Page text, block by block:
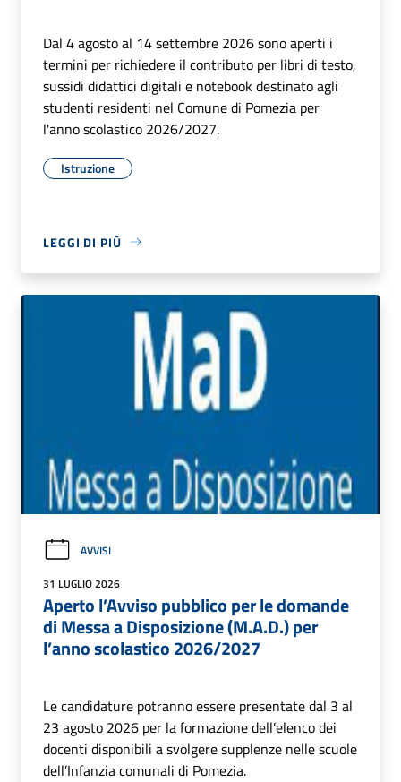
Dal 4 agosto al 14 settembre 2026 sono aperti i
termini per richiedere il contributo per libri di testo,
sussidi didattici digitali e notebook destinato agli
studenti residenti nel Comune di Pomezia per
l'anno scolastico 2026/2027.
Istruzione
LEGGI DI PIÙ
AVVISI
31 LUGLIO 2026
Aperto l’Avviso pubblico per le domande
di Messa a Disposizione (M.A.D.) per
l’anno scolastico 2026/2027
Le candidature potranno essere presentate dal 3 al
23 agosto 2026 per la formazione dell’elenco dei
docenti disponibili a svolgere supplenze nelle scuole
dell’Infanzia comunali di Pomezia.